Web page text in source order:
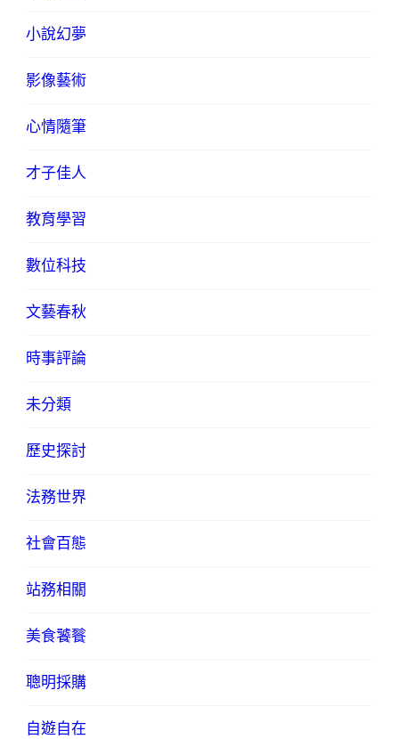
小說幻夢
影像藝術
心情隨筆
才子佳人
教育學習
數位科技
文藝春秋
時事評論
未分類
歷史探討
法務世界
社會百態
站務相關
美食饕餮
聰明採購
自遊自在